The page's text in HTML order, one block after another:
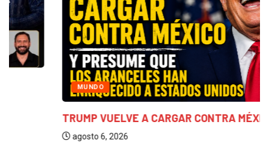
TRUMP VUELVE A CARGAR CONTRA MÉXICO Y...
agosto 6, 2026